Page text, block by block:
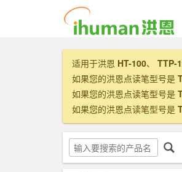
适用于洪恩 HT-100、 TTP-
如果您的洪恩点读笔型号是
如果您的洪恩点读笔型号是
如果您的洪恩点读笔型号是